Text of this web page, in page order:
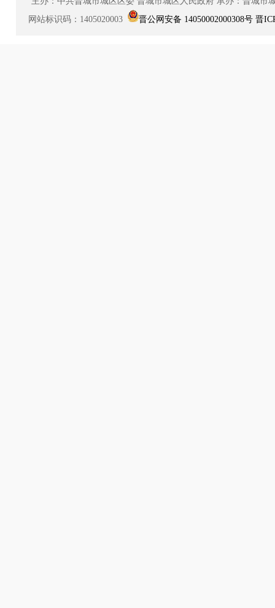
网站标识码：1405020003
晋公网安备 14050002000308号 晋